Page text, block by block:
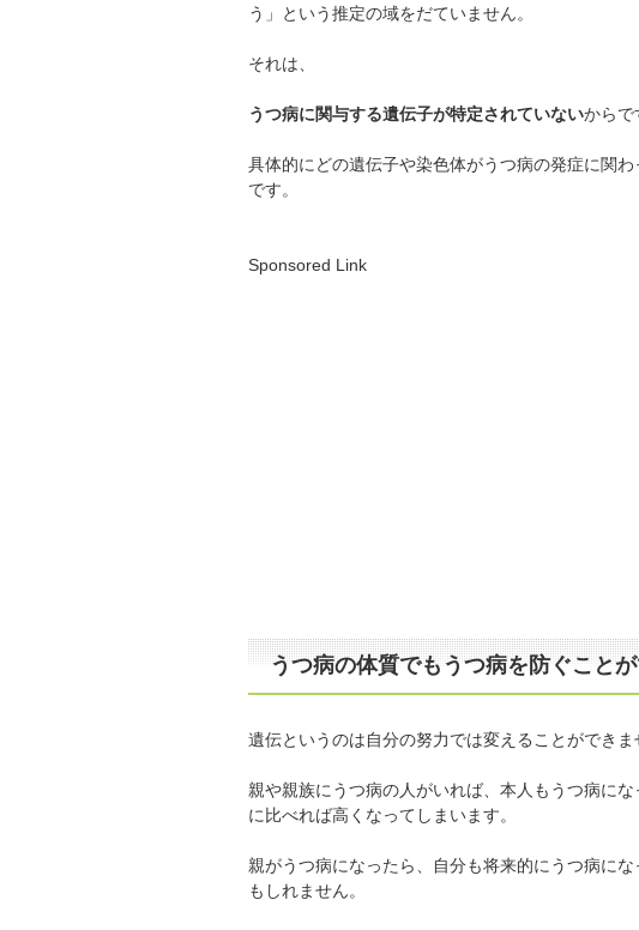
う」という推定の域をだていません。
それは、
うつ病に関与する遺伝子が特定されていないからで
具体的にどの遺伝子や染色体がうつ病の発症に関
です。
Sponsored Link
うつ病の体質でもうつ病を防ぐこと
遺伝というのは自分の努力では変えることができま
親や親族にうつ病の人がいれば、本人もうつ病に
に比べれば高くなってしまいます。
親がうつ病になったら、自分も将来的にうつ病に
もしれません。